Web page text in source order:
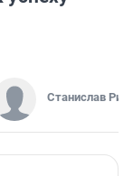
Станислав